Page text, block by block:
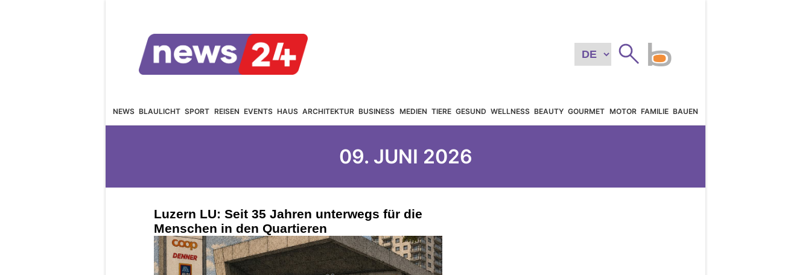
NEWS BLAULICHT SPORT REISEN EVENTS HAUS ARCHITEKTUR BUSINESS MEDIEN TIERE GESUND WELLNESS BEAUTY GOURMET MOTOR FAMILIE BAUEN
09. JUNI 2026
Luzern LU: Seit 35 Jahren unterwegs für die
Menschen in den Quartieren